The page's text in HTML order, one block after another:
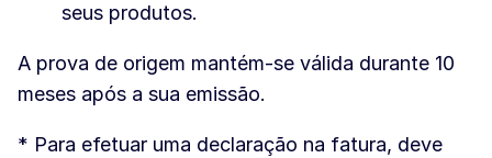
seus produtos.
A prova de origem mantém-se válida durante 10
meses após a sua emissão.
* Para efetuar uma declaração na fatura, deve